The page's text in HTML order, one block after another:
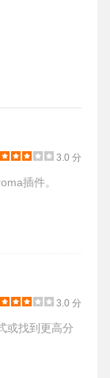
3.0 分
插件。
3.0 分
或找到更高分